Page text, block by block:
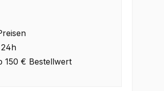
150 € Bestellwert